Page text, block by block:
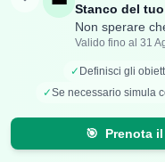
Stanco del
Non sperare
Valido fino al 31
✓ Definisci gli
✓Se necessario simula
🎯 Prenota
TechCompenso.